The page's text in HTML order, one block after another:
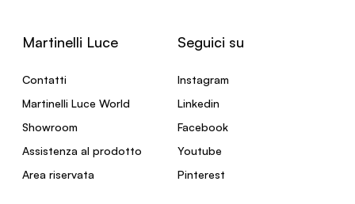
Martinelli Luce
Contatti
Martinelli Luce World
Showroom
Assistenza al prodotto
Area riservata
Seguici su
Instagram
Linkedin
Facebook
Youtube
Pinterest